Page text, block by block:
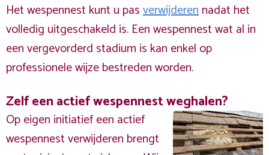
Het wespennest kunt u pasverwijderennadat het
volledig uitgeschakeld is. Een wespennest wat al in
een vergevorderd stadium is kan enkel op
professionele wijze bestreden worden.
Zelf een actief wespennest weghalen?
Op eigen initiatief een actief
wespennest verwijderen brengt